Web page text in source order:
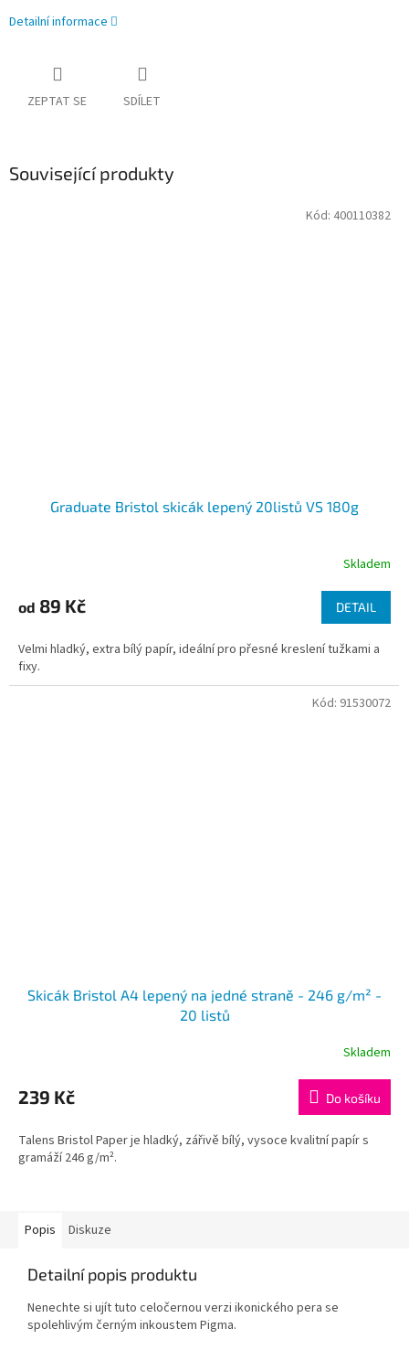
Detailní informace
ZEPTAT SE SDÍLET
Související produkty
Graduate Bristol skicák lepený 20listů VS 180g
Skladem
od 89 Kč DETAIL
Velmi hladký, extra bílý papír, ideální pro přesné kreslení tužkami a
fixy.
Kód: 400110382
Skicák Bristol A4 lepený na jedné straně - 246 g/m² -
20 listů
Skladem
239 Kč Do košíku
Talens Bristol Paper je hladký, zářivě bílý, vysoce kvalitní papír s
gramáží 246 g/m².
Kód: 91530072
Popis Diskuze
Detailní popis produktu
Nenechte si ujít tuto celočernou verzi ikonického pera se
spolehlivým černým inkoustem Pigma.